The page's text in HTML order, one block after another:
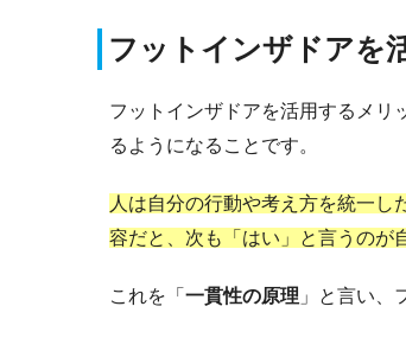
フットインザドアを
フットインザドアを活用するメリ
るようになることです。
人は自分の行動や考え方を統一
容だと、次も「はい」と言うのが
これを「 一貫性の原理 」と言い、